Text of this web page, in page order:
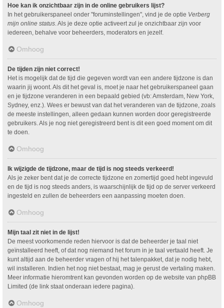
Hoe kan ik onzichtbaar zijn in de online gebruikers lijst?
In het gebruikerspaneel onder "foruminstellingen", vind je de optie Verberg
mijn online status. Als je deze optie activeert zul je onzichtbaar zijn voor
iedereen, behalve voor beheerders, moderators en jezelf.
Omhoog
De tijden zijn niet correct!
Het is mogelijk dat de tijd die gegeven wordt van een andere tijdzone is dan
waarin jij woont. Als dit het geval is, moet je naar het gebruikerspaneel gaan
en je tijdzone veranderen in een bepaald gebied (vb: Amsterdam, New York,
Sydney, enz.). Wees er bewust van dat het veranderen van de tijdzone, zoals
de meeste instellingen, alleen gedaan kunnen worden door geregistreerde
gebruikers. Als je nog niet geregistreerd bent is dit een goed moment om dit
te doen.
Omhoog
Ik wijzigde de tijdzone, maar de tijd is nog steeds verkeerd!
Als je zeker bent dat je de correcte tijdzone en zomertijd goed hebt ingevuld
en de tijd is nog steeds anders, is waarschijnlijk de tijd op de server verkeerd
ingesteld en zullen de beheerders een aanpassing moeten doen.
Omhoog
Mijn taal zit niet in de lijst!
De meest voorkomende reden hiervoor is dat de beheerder je taal niet
geïnstalleerd heeft, of dat nog niemand het forum in je taal vertaald heeft. Je
kunt altijd aan de beheerder vragen of hij het talenpakket, dat je nodig hebt,
wil installeren. Indien het nog niet bestaat, mag je gerust de vertaling maken.
Meer informatie hieromtrent kan gevonden worden op de website van phpBB
Limited (de link staat onderaan iedere pagina).
Omhoog